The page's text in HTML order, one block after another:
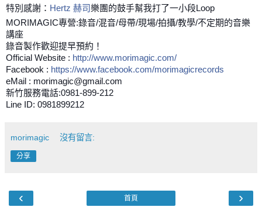
特別感謝： Hertz 赫司樂團的鼓手幫我打了一小段Loop
MORIMAGIC專營:錄音/混音/母帶/現場/拍攝/教學/不定期的音樂
講座
錄音製作歡迎提早預約！
Official Website : http://www.morimagic.com/
Facebook : https://www.facebook.com/morimagicrecords
eMail : morimagic@gmail.com
新竹服務電話:0981-899-212
Line ID: 0981899212
morimagic 沒有留言:
分享
‹ ›
首頁